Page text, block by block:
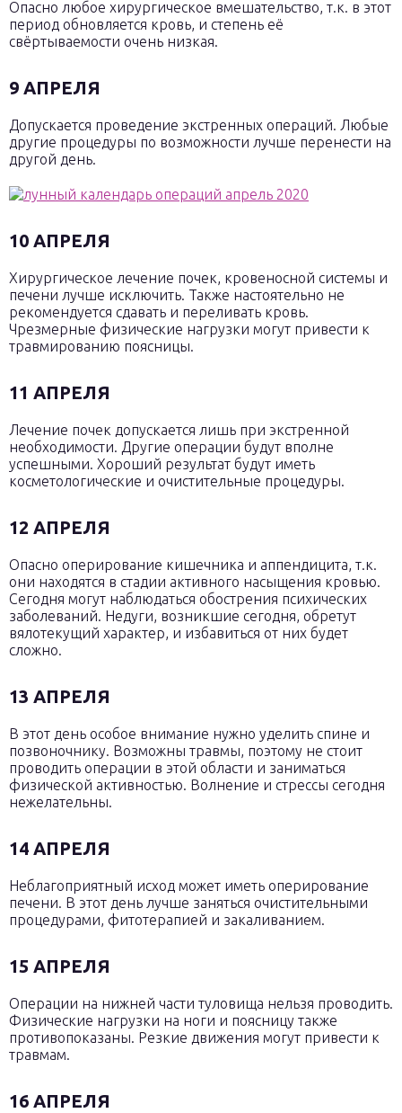
Опасно любое хирургическое вмешательство, т.к. в этот
период обновляется кровь, и степень её
свёртываемости очень низкая.
9 АПРЕЛЯ
Допускается проведение экстренных операций. Любые
другие процедуры по возможности лучше перенести на
другой день.
10 АПРЕЛЯ
Хирургическое лечение почек, кровеносной системы и
печени лучше исключить. Также настоятельно не
рекомендуется сдавать и переливать кровь.
Чрезмерные физические нагрузки могут привести к
травмированию поясницы.
11 АПРЕЛЯ
Лечение почек допускается лишь при экстренной
необходимости. Другие операции будут вполне
успешными. Хороший результат будут иметь
косметологические и очистительные процедуры.
12 АПРЕЛЯ
Опасно оперирование кишечника и аппендицита, т.к.
они находятся в стадии активного насыщения кровью.
Сегодня могут наблюдаться обострения психических
заболеваний. Недуги, возникшие сегодня, обретут
вялотекущий характер, и избавиться от них будет
сложно.
13 АПРЕЛЯ
В этот день особое внимание нужно уделить спине и
позвоночнику. Возможны травмы, поэтому не стоит
проводить операции в этой области и заниматься
физической активностью. Волнение и стрессы сегодня
нежелательны.
14 АПРЕЛЯ
Неблагоприятный исход может иметь оперирование
печени. В этот день лучше заняться очистительными
процедурами, фитотерапией и закаливанием.
15 АПРЕЛЯ
Операции на нижней части туловища нельзя проводить.
Физические нагрузки на ноги и поясницу также
противопоказаны. Резкие движения могут привести к
травмам.
16 АПРЕЛЯ